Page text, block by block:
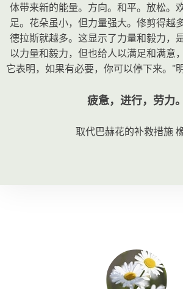
体带来新的能量。方向。和平。放松。
足。花朵虽小，但力量强大。修剪得越
德拉斯就越多。这显示了力量和毅力，
以力量和毅力，但也给人以满足和满意
它表明，如果有必要，你可以停下来。"
疲惫，进行，劳力。
取代巴赫花的补救措施